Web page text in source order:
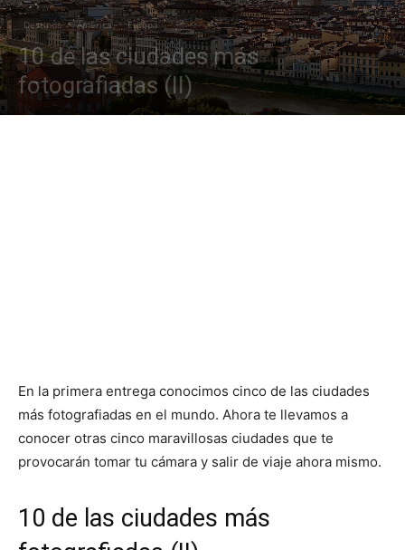
Destinos América Europa
10 de las ciudades más
fotografiadas (II)
En la primera entrega conocimos cinco de las ciudades
más fotografiadas en el mundo. Ahora te llevamos a
conocer otras cinco maravillosas ciudades que te
provocarán tomar tu cámara y salir de viaje ahora mismo.
10 de las ciudades más